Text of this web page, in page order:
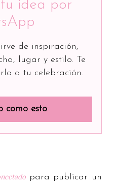
idea por
de inspiración,
lugar y estilo. Te
a tu celebración.
como esto
para publicar un